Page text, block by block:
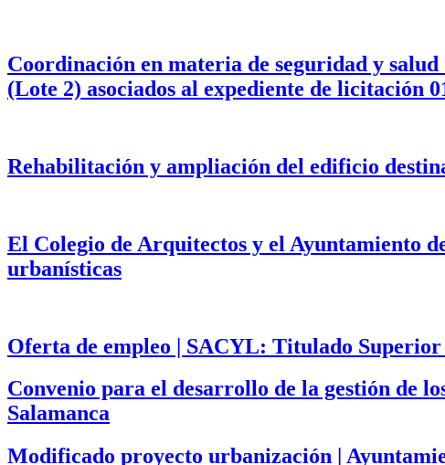
Coordinación en materia de seguridad y
(Lote 2) asociados al expediente de licitación
Rehabilitación y ampliación del edificio
El Colegio de Arquitectos y el Ayuntamiento
urbanísticas
Oferta de empleo | SACYL: Titulado
Convenio para el desarrollo de la gestión de
Salamanca
Modificado proyecto urbanización |